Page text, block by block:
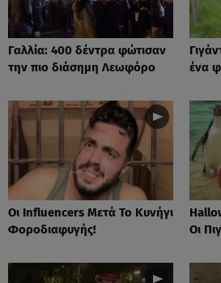
Γαλλία: 400 δέντρα φώτισαν
την πιο διάσημη Λεωφόρο
ένα
Οι Influencers Μετά Το Κυνήγι
Φοροδιαφυγής!
Οι